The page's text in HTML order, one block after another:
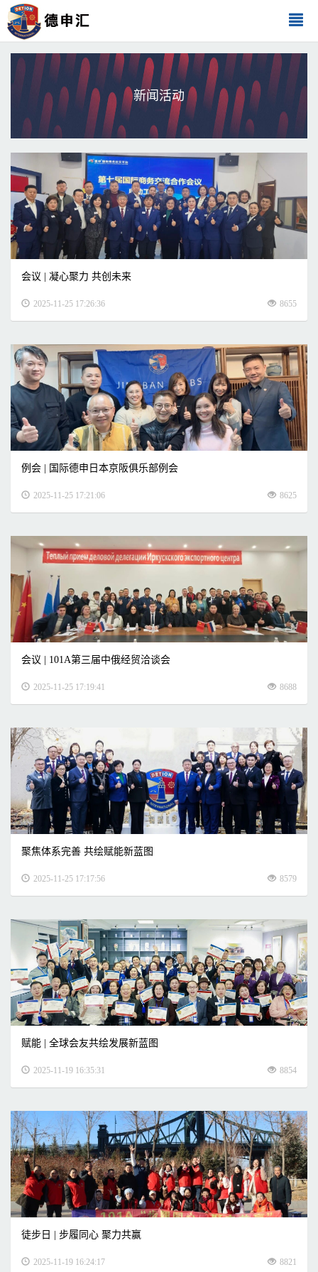
新闻活动
会议 | 凝心聚力 共创未来
2025-11-25 17:26:36 8655
例会 | 国际德申日本京阪俱乐部例会
2025-11-25 17:21:06 8625
会议 | 101A第三届中俄经贸洽谈会
2025-11-25 17:19:41 8688
聚焦体系完善 共绘赋能新蓝图
2025-11-25 17:17:56 8579
赋能 | 全球会友共绘发展新蓝图
2025-11-19 16:35:31 8854
徒步日 | 步履同心 聚力共赢
2025-11-19 16:24:17 8821